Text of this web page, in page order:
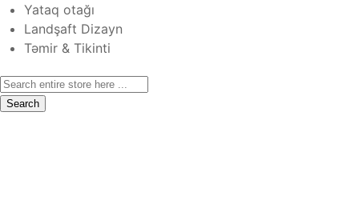
Yataq otağı
Landşaft Dizayn
Təmir & Tikinti
Search